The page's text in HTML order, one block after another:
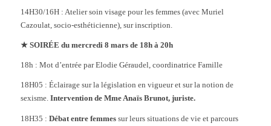
14H30/16H : Atelier soin visage pour les femmes (avec Muriel
Cazoulat, socio-esthéticienne), sur inscription.
★ SOIRÉE du mercredi 8 mars de 18h à 20h
18h : Mot d’entrée par Elodie Géraudel, coordinatrice Famille
18H05 : Éclairage sur la législation en vigueur et sur la notion de
sexisme. Intervention de Mme Anaïs Brunot, juriste.
18H35 : Débat entre femmessur leurs situations de vie et parcours